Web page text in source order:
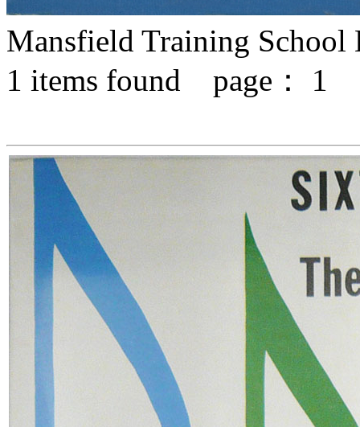
Mansfield Training School
1 items found page： 1